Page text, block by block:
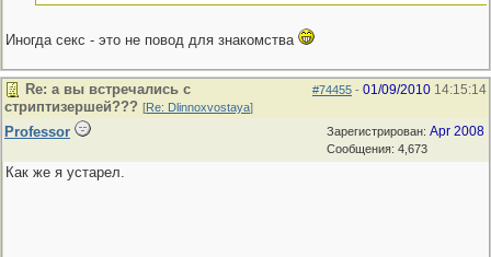
Иногда секс - это не повод для знакомства
#74455 - 01/09/2010 14:15:14
Re: а вы встречались с
стриптизершей??? [Re: Dlinnoxvostaya]
Зарегистрирован: Apr 2008
Сообщения: 4,673
Professor
Как же я устарел.